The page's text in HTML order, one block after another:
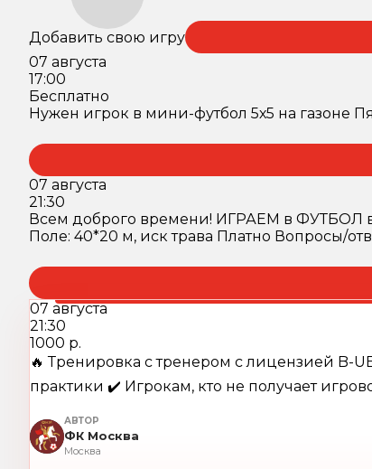
Добавить свою игру
07 августа
17:00
Бесплатно
Нужен игрок в мини-футбол 5х5 на газоне
07 августа
21:30
Всем доброго времени! ИГРАЕМ в ФУТБОЛ в
Поле: 40*20 м, иск трава Платно Вопросы/
07 августа
21:30
1000 р.
🔥 Тренировка с тренером c лицензией B-
практики ✔️ Игрокам, кто не получает
АВТОР
ФК Москва
Москва